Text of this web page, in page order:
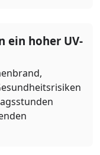
ein hoher UV-